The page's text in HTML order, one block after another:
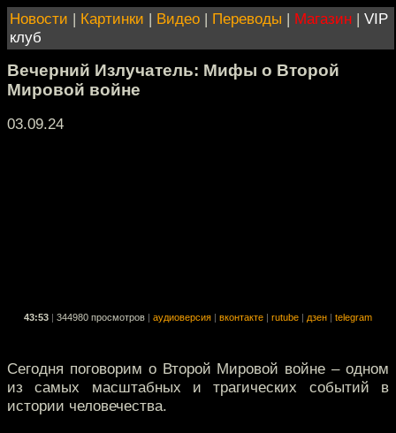
Новости | Картинки | Видео | Переводы | Магазин | VIP
клуб
Вечерний Излучатель: Мифы о Второй
Мировой войне
03.09.24
43:53 344980 просмотров аудиоверсия вконтакте rutube дзен telegram
Сегодня поговорим о Второй Мировой войне – одном
из самых масштабных и трагических событий в
истории человечества.